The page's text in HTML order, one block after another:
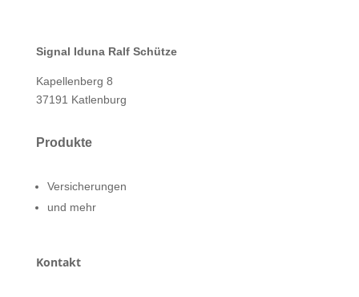
Signal Iduna Ralf Schütze
Kapellenberg 8
37191 Katlenburg
Produkte
Versicherungen
und mehr
Kontakt